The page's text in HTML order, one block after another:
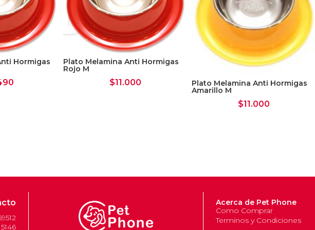
Hormigas Plato Melamina Anti Hormigas
Rojo M
$11.000 Plato Melamina Anti Hormigas
Amarillo M
$11.000
Acerca de Pet Phone
Como Comprar
Terminos y Condiciones